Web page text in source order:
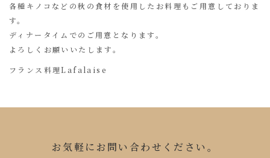
各種キノコなどの秋の食材を使用したお料理もご用意しておりま
す。
ディナータイムでのご用意となります。
よろしくお願いいたします。
フランス料理Lafalaise
お気軽にお問い合わせください。